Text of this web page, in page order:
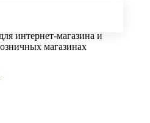
интернет-магазина и
магазинах